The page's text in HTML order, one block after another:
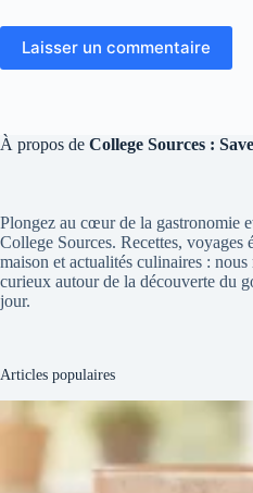
Laisser un commentaire
À propos de College Sources :
Plongez au cœur de la gastronomie
College Sources. Recettes, voyages
maison et actualités culinaires : nous
curieux autour de la découverte du
jour.
Articles populaires